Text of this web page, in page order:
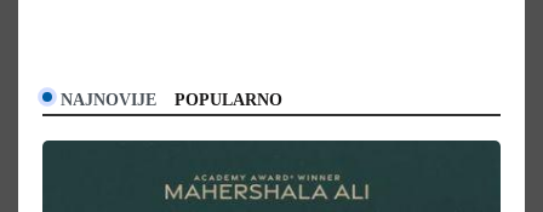
NAJNOVIJE POPULARNO